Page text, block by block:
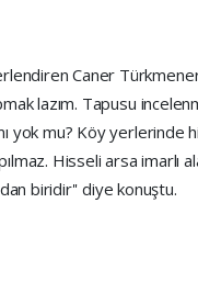
Caner
lazım. Tapusu
yok mu? Köy yerlerinde
Hisseli arsa imarlı
biridir'' diye konuştu.